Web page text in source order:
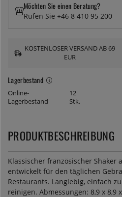
Lagerbestand
Online-
Lagerbestand
12
Stk.
Möchten Sie einen Beratung?
Rufen Sie +46 8 410 95 200
KOSTENLOSER VERSAND AB 69
EUR
PRODUKTBESCHREIBUNG
Klassischer französischer Shaker
entwickelt für den täglichen
Restaurants. Langlebig, einfach
reinigen. Abmessungen: 8,9 x 8,9